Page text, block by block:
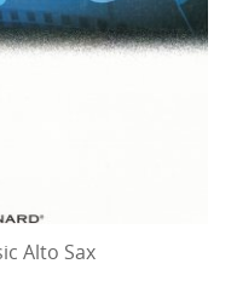
Alto Sax